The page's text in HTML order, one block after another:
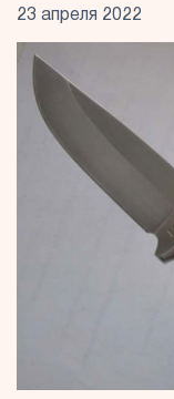
23 апреля 2022